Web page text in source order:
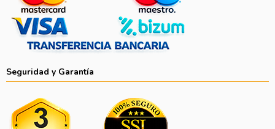
Seguridad y Garantía